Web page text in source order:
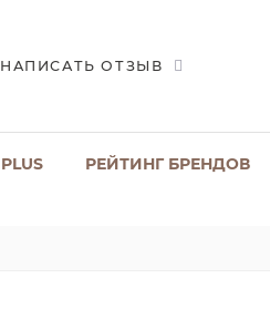
НАПИСАТЬ ОТЗЫВ
PLUS РЕЙТИНГ БРЕНДОВ